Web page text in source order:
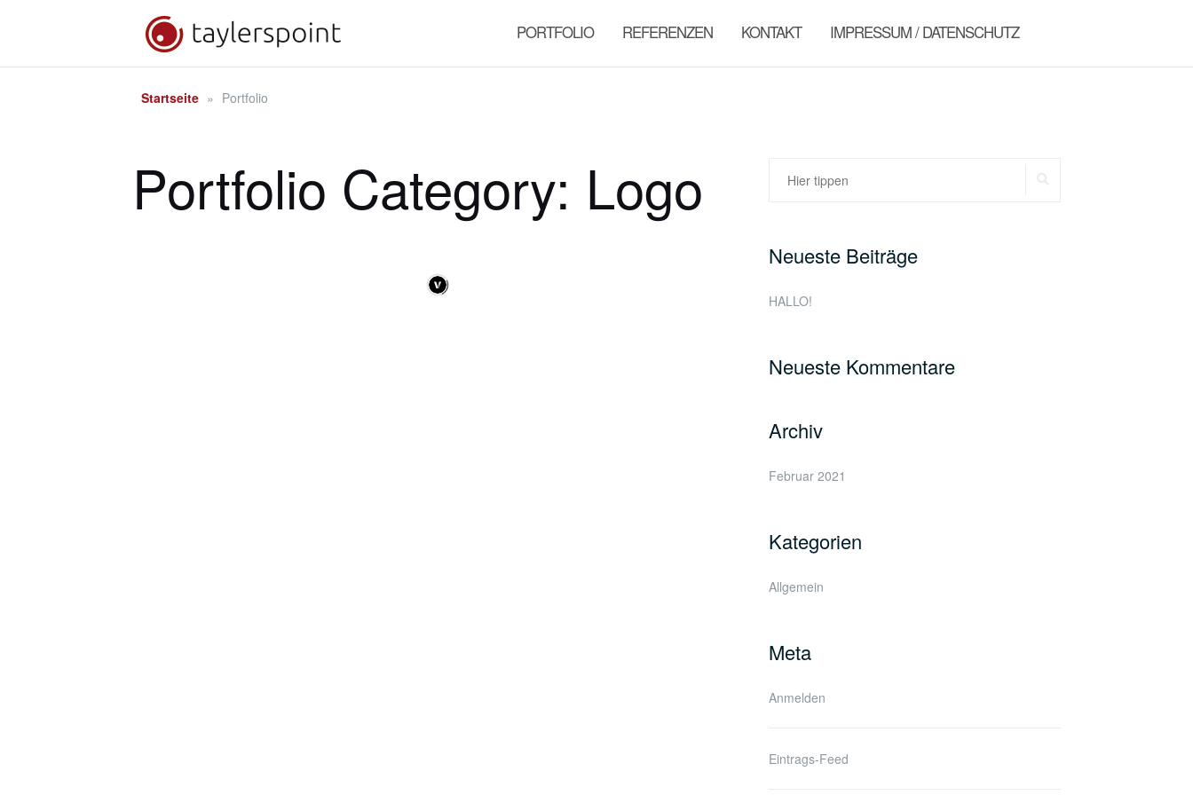
PORTFOLIO REFERENZEN KONTAKT IMPRESSUM / DATENSCHUTZ
Startseite » Portfolio
Portfolio Category: Logo Suchen
Neueste Beiträge
HALLO!
Neueste Kommentare
Archiv
Februar 2021
Kategorien
Allgemein
Meta
Anmelden
Eintrags-Feed